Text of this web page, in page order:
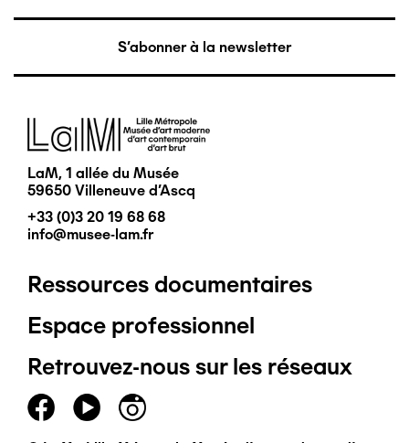
S'abonner à la newsletter
Image
LaM, 1 allée du Musée
59650 Villeneuve d'Ascq
+33 (0)3 20 19 68 68
info@musee-lam.fr
Pied
de
page
principal
Ressources documentaires
Espace professionnel
Retrouvez-nous sur les réseaux